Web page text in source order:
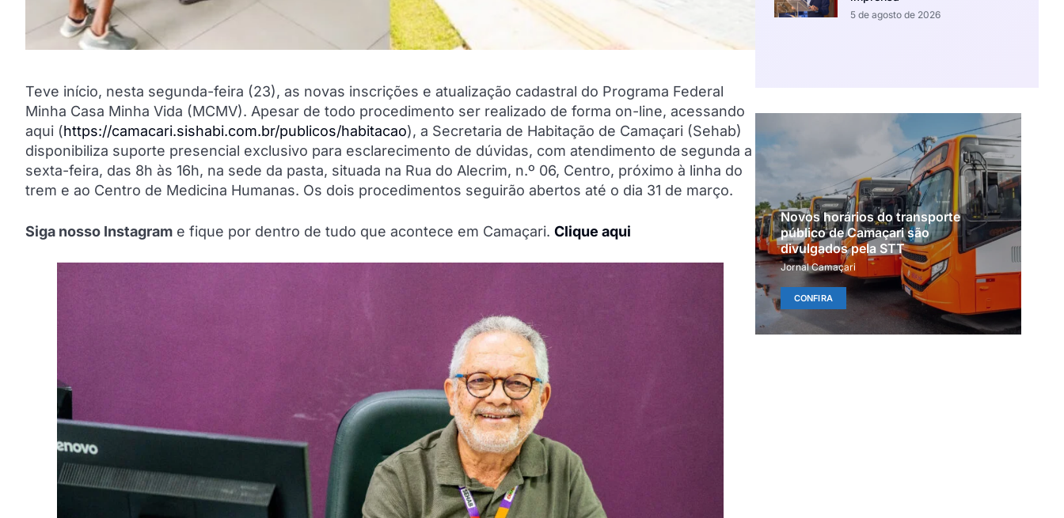
Teve início, nesta segunda-feira (23), as novas inscrições e atualização cadastral do Programa Federal
Minha Casa Minha Vida (MCMV). Apesar de todo procedimento ser realizado de forma on-line, acessando
aqui (https://camacari.sishabi.com.br/publicos/habitacao), a Secretaria de Habitação de Camaçari (Sehab)
disponibiliza suporte presencial exclusivo para esclarecimento de dúvidas, com atendimento de segunda a
sexta-feira, das 8h às 16h, na sede da pasta, situada na Rua do Alecrim, n.º 06, Centro, próximo à linha do
trem e ao Centro de Medicina Humanas. Os dois procedimentos seguirão abertos até o dia 31 de março.
Siga nosso Instagram e fique por dentro de tudo que acontece em Camaçari. Clique aqui
5 de agosto de 2026
Novos horários do transporte
público de Camaçari são
divulgados pela STT
Jornal Camaçari
CONFIRA